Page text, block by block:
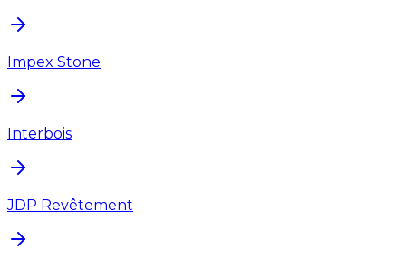
Impex Stone
Interbois
JDP Revêtement